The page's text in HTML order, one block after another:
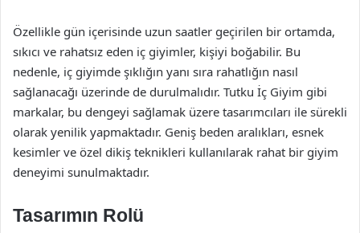
Özellikle gün içerisinde uzun saatler geçirilen bir ortamda,
sıkıcı ve rahatsız eden iç giyimler, kişiyi boğabilir. Bu
nedenle, iç giyimde şıklığın yanı sıra rahatlığın nasıl
sağlanacağı üzerinde de durulmalıdır. Tutku İç Giyim gibi
markalar, bu dengeyi sağlamak üzere tasarımcıları ile sürekli
olarak yenilik yapmaktadır. Geniş beden aralıkları, esnek
kesimler ve özel dikiş teknikleri kullanılarak rahat bir giyim
deneyimi sunulmaktadır.
Tasarımın Rolü